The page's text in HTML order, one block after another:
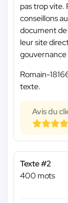
pas trop vite.
conseillons
document de
leur site
Romain-
texte.
Avis du
Texte #2
400 mots